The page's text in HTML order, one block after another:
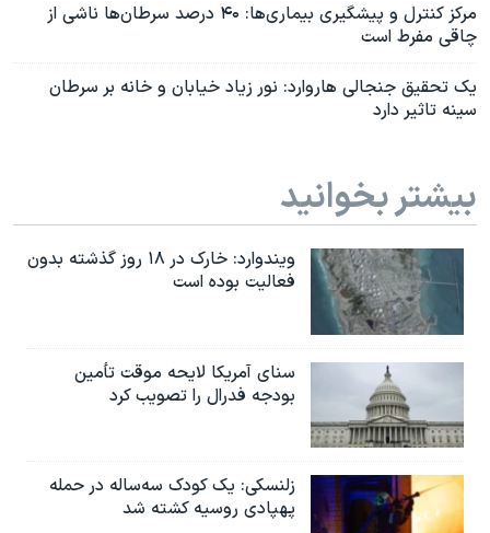
مرکز کنترل و پیشگیری بیماری‌ها: ۴۰ درصد سرطان‌ها ناشی از
چاقی مفرط است
یک تحقیق جنجالی هاروارد: نور زیاد خیابان و خانه بر سرطان
سینه تاثیر دارد
بیشتر بخوانید
ویندوارد: خارک در ۱۸ روز گذشته بدون
فعالیت بوده است
سنای آمریکا لایحه موقت تأمین
بودجه فدرال را تصویب کرد
زلنسکی: یک کودک سه‌ساله در حمله
پهپادی روسیه کشته شد